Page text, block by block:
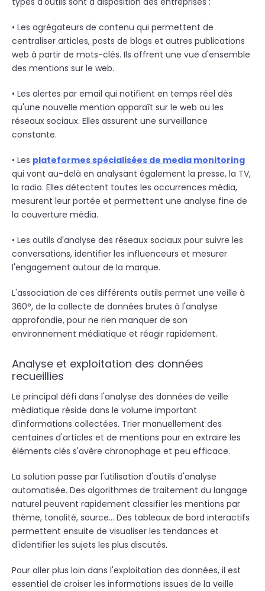
• Les agrégateurs de contenu qui permettent de
centraliser articles, posts de blogs et autres publications
web à partir de mots-clés. Ils offrent une vue d'ensemble
des mentions sur le web.
• Les alertes par email qui notifient en temps réel dès
qu'une nouvelle mention apparaît sur le web ou les
réseaux sociaux. Elles assurent une surveillance
constante.
• Les plateformes spécialisées de media monitoring
qui vont au-delà en analysant également la presse, la TV,
la radio. Elles détectent toutes les occurrences média,
mesurent leur portée et permettent une analyse fine de
la couverture média.
• Les outils d'analyse des réseaux sociaux pour suivre les
conversations, identifier les influenceurs et mesurer
l'engagement autour de la marque.
L'association de ces différents outils permet une veille à
360°, de la collecte de données brutes à l'analyse
approfondie, pour ne rien manquer de son
environnement médiatique et réagir rapidement.
Analyse et exploitation des données
recueillies
Le principal défi dans l'analyse des données de veille
médiatique réside dans le volume important
d'informations collectées. Trier manuellement des
centaines d'articles et de mentions pour en extraire les
éléments clés s'avère chronophage et peu efficace.
La solution passe par l'utilisation d'outils d'analyse
automatisée. Des algorithmes de traitement du langage
naturel peuvent rapidement classifier les mentions par
thème, tonalité, source... Des tableaux de bord interactifs
permettent ensuite de visualiser les tendances et
d'identifier les sujets les plus discutés.
Pour aller plus loin dans l'exploitation des données, il est
essentiel de croiser les informations issues de la veille